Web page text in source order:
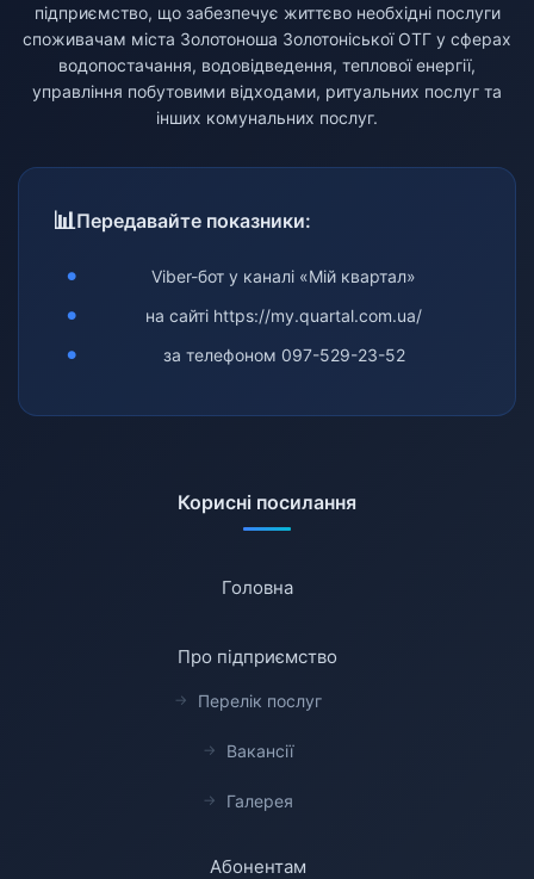
підприємство, що забезпечує життєво необхідні послуги
споживачам міста Золотоноша Золотоніської ОТГ у сферах
водопостачання, водовідведення, теплової енергії,
управління побутовими відходами, ритуальних послуг та
інших комунальних послуг.
Передавайте показники:
Viber-бот у каналі «Мій квартал»
на сайті https://my.quartal.com.ua/
за телефоном 097-529-23-52
Корисні посилання
Головна
Про підприємство
Перелік послуг
Вакансії
Галерея
Абонентам